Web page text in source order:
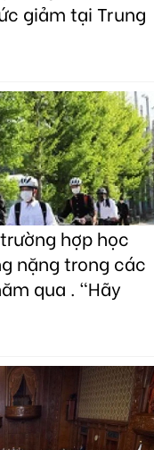
giảm tại Trung
hợp học
nặng trong các
qua . "Hãy